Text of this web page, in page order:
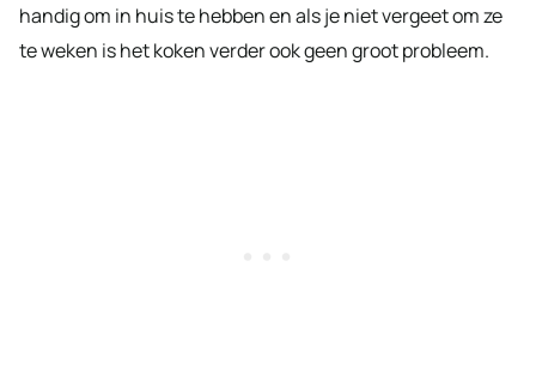
handig om in huis te hebben en als je niet vergeet om ze
te weken is het koken verder ook geen groot probleem.